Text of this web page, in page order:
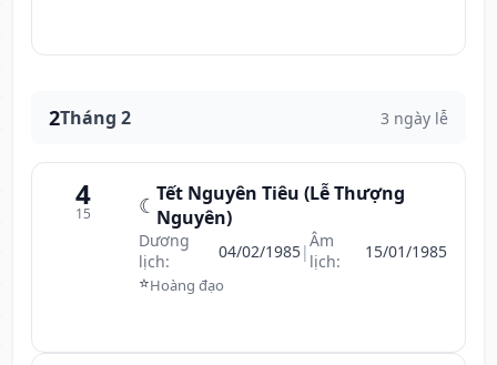
2Tháng 2 3 ngày lễ
4
15 ☾ Tết Nguyên Tiêu (Lễ Thượng
Nguyên)
Dương
lịch:
04/02/1985|Âm
lịch:
15/01/1985
⭐Hoàng đạo